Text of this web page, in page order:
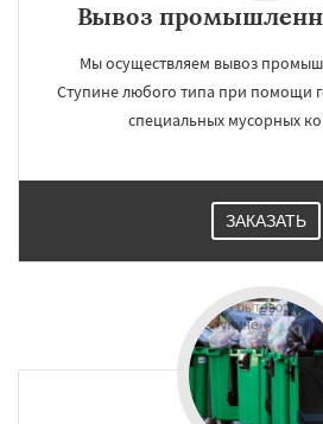
Вывоз
Мы осуществляем вывоз
Ступине любого типа при помощи
специальных мусорных
ЗАКАЗАТЬ